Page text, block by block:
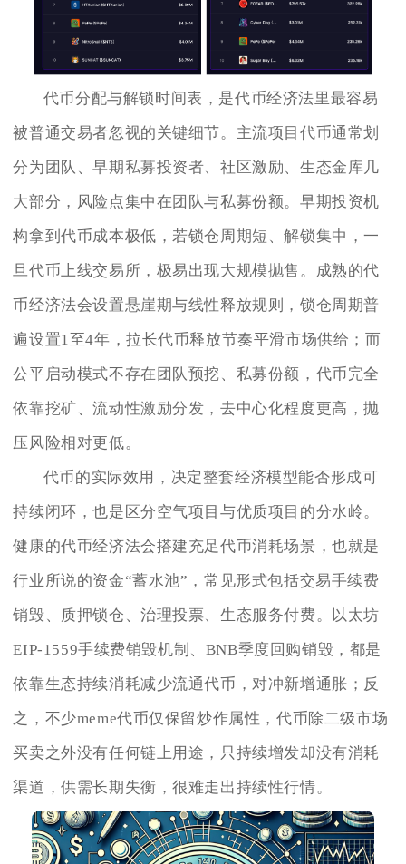
代币分配与解锁时间表，是代币经济法里最容易
被普通交易者忽视的关键细节。主流项目代币通常划
分为团队、早期私募投资者、社区激励、生态金库几
大部分，风险点集中在团队与私募份额。早期投资机
构拿到代币成本极低，若锁仓周期短、解锁集中，一
旦代币上线交易所，极易出现大规模抛售。成熟的代
币经济法会设置悬崖期与线性释放规则，锁仓周期普
遍设置1至4年，拉长代币释放节奏平滑市场供给；而
公平启动模式不存在团队预挖、私募份额，代币完全
依靠挖矿、流动性激励分发，去中心化程度更高，抛
压风险相对更低。
代币的实际效用，决定整套经济模型能否形成可
持续闭环，也是区分空气项目与优质项目的分水岭。
健康的代币经济法会搭建充足代币消耗场景，也就是
行业所说的资金“蓄水池”，常见形式包括交易手续费
销毁、质押锁仓、治理投票、生态服务付费。以太坊
EIP-1559手续费销毁机制、BNB季度回购销毁，都是
依靠生态持续消耗减少流通代币，对冲新增通胀；反
之，不少meme代币仅保留炒作属性，代币除二级市场
买卖之外没有任何链上用途，只持续增发却没有消耗
渠道，供需长期失衡，很难走出持续性行情。